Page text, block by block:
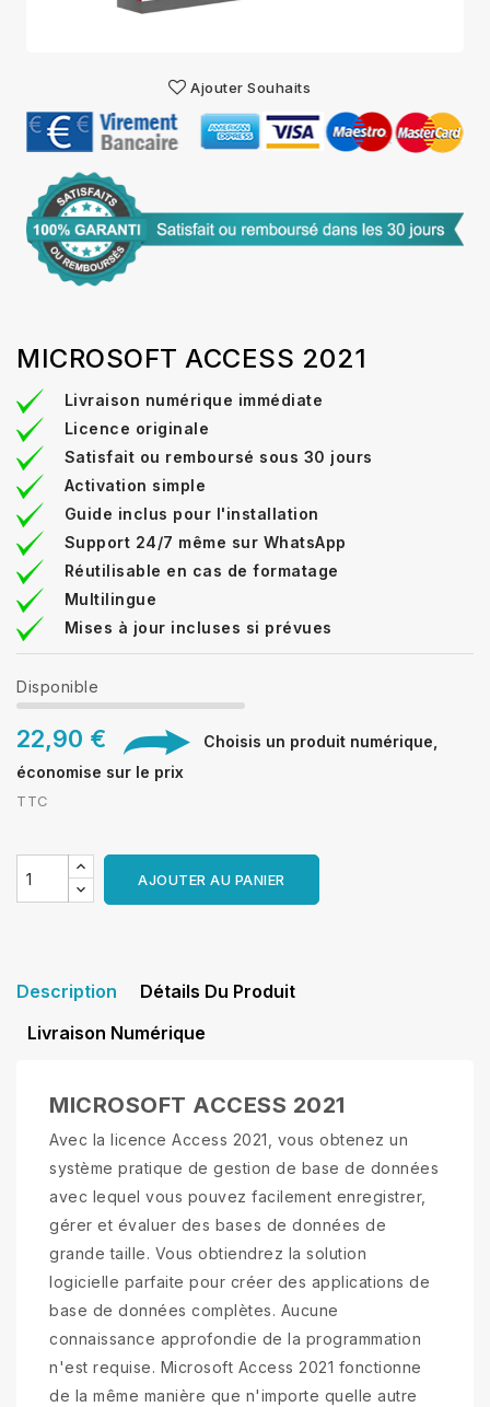
Ajouter Souhaits
MICROSOFT ACCESS 2021
Livraison numérique immédiate
Licence originale
Satisfait ou remboursé sous 30 jours
Activation simple
Guide inclus pour l'installation
Support 24/7 même sur WhatsApp
Réutilisable en cas de formatage
Multilingue
Mises à jour incluses si prévues
Disponible
22,90 €
Choisis un produit numérique,
économise sur le prix
TTC
AJOUTER AU PANIER
Description
Détails Du Produit
Livraison Numérique
MICROSOFT ACCESS 2021
Avec la licence Access 2021, vous obtenez un
système pratique de gestion de base de données
avec lequel vous pouvez facilement enregistrer,
gérer et évaluer des bases de données de
grande taille. Vous obtiendrez la solution
logicielle parfaite pour créer des applications de
base de données complètes. Aucune
connaissance approfondie de la programmation
n'est requise. Microsoft Access 2021 fonctionne
de la même manière que n'importe quelle autre